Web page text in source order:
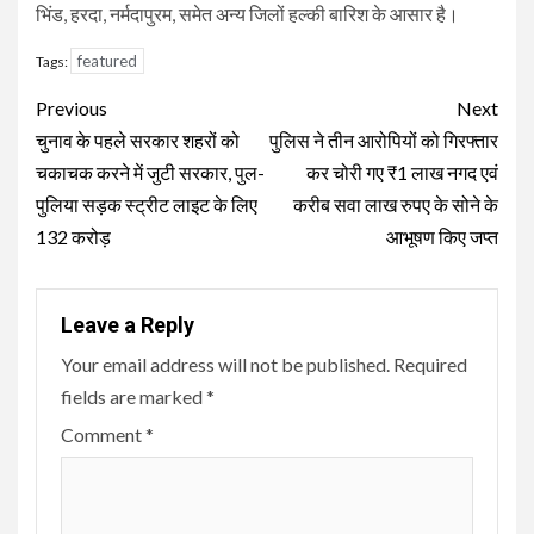
भिंड, हरदा, नर्मदापुरम, समेत अन्य जिलों हल्की बारिश के आसार है।
Tags: featured
Continue
Reading
Previous
चुनाव के पहले सरकार शहरों को
चकाचक करने में जुटी सरकार, पुल-
पुलिया सड़क स्ट्रीट लाइट के लिए
132 करोड़
Next
पुलिस ने तीन आरोपियों को गिरफ्तार
कर चोरी गए ₹1 लाख नगद एवं
करीब सवा लाख रुपए के सोने के
आभूषण किए जप्त
Leave a Reply
Your email address will not be published. Required
fields are marked*
Comment*